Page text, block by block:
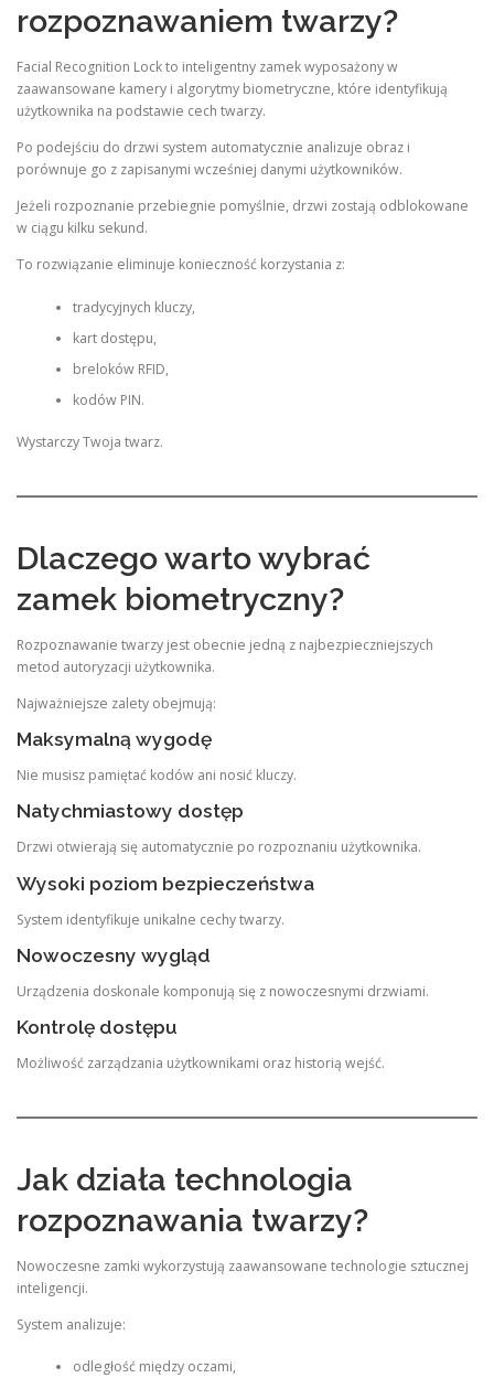
rozpoznawaniem twarzy?
Facial Recognition Lock to inteligentny zamek wyposażony w
zaawansowane kamery i algorytmy biometryczne, które identyfikują
użytkownika na podstawie cech twarzy.
Po podejściu do drzwi system automatycznie analizuje obraz i
porównuje go z zapisanymi wcześniej danymi użytkowników.
Jeżeli rozpoznanie przebiegnie pomyślnie, drzwi zostają odblokowane
w ciągu kilku sekund.
To rozwiązanie eliminuje konieczność korzystania z:
tradycyjnych kluczy,
kart dostępu,
breloków RFID,
kodów PIN.
Wystarczy Twoja twarz.
Dlaczego warto wybrać
zamek biometryczny?
Rozpoznawanie twarzy jest obecnie jedną z najbezpieczniejszych
metod autoryzacji użytkownika.
Najważniejsze zalety obejmują:
Maksymalną wygodę
Nie musisz pamiętać kodów ani nosić kluczy.
Natychmiastowy dostęp
Drzwi otwierają się automatycznie po rozpoznaniu użytkownika.
Wysoki poziom bezpieczeństwa
System identyfikuje unikalne cechy twarzy.
Nowoczesny wygląd
Urządzenia doskonale komponują się z nowoczesnymi drzwiami.
Kontrolę dostępu
Możliwość zarządzania użytkownikami oraz historią wejść.
Jak działa technologia
rozpoznawania twarzy?
Nowoczesne zamki wykorzystują zaawansowane technologie sztucznej
inteligencji.
System analizuje:
odległość między oczami,